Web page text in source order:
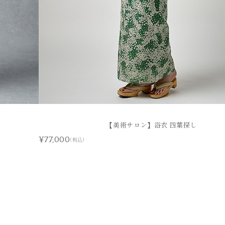
【美術サロン】浴衣 四葉探し
¥77,000(税込)